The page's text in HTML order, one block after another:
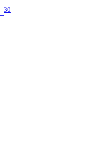
30